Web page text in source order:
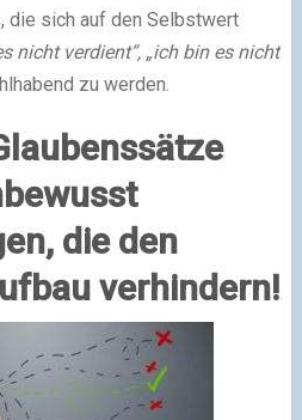
die sich auf den Selbstwert
nicht verdient“, „ich bin es nicht
zu werden.
die den
verhindern!